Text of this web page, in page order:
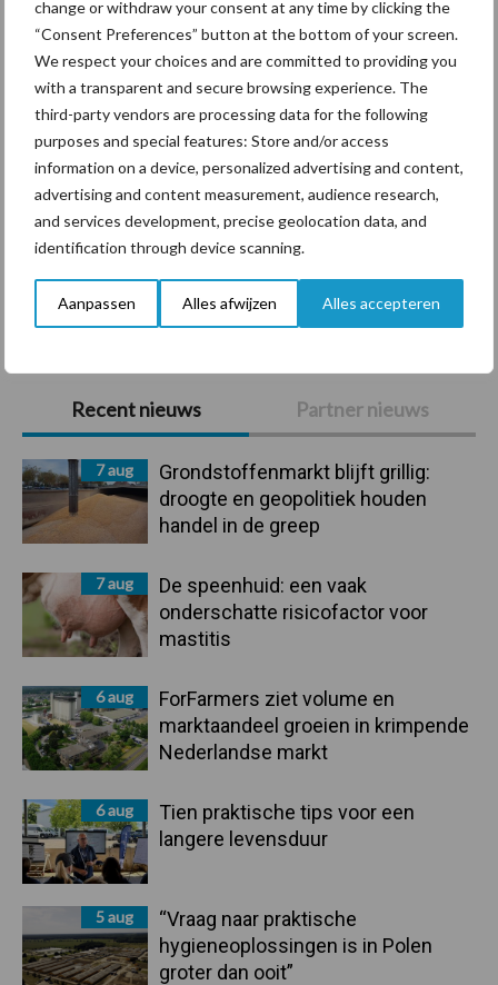
change or withdraw your consent at any time by clicking the
“Consent Preferences” button at the bottom of your screen.
We respect your choices and are committed to providing you
with a transparent and secure browsing experience. The
third-party vendors are processing data for the following
purposes and special features: Store and/or access
information on a device, personalized advertising and content,
advertising and content measurement, audience research,
and services development, precise geolocation data, and
identification through device scanning.
Aanpassen Alles afwijzen Alles accepteren
Primaire
Sidebar
Recent nieuws Partner nieuws
7 aug
Grondstoffenmarkt blijft grillig:
droogte en geopolitiek houden
handel in de greep
7 aug
De speenhuid: een vaak
onderschatte risicofactor voor
mastitis
6 aug
ForFarmers ziet volume en
marktaandeel groeien in krimpende
Nederlandse markt
6 aug
Tien praktische tips voor een
langere levensduur
5 aug
“Vraag naar praktische
hygieneoplossingen is in Polen
groter dan ooit”
Diergezondheid Bemesting Fokkerij
Mastitis Hittestress
Toon meer